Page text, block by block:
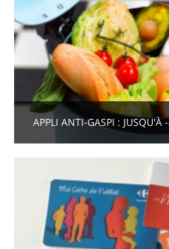
APPLI ANTI-GASPI : JUSQU'À